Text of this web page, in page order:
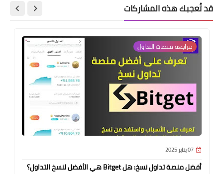
قد تُعجبك هذه المشاركات
مراجعة منصات التداول
07 يناير 2025
أفضل منصة تداول نسخ: هل Bitget هي الأفضل لنسخ التداول؟